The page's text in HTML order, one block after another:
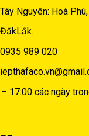
Nguyên: Hoà
0935 989 020
17:00 các ngày